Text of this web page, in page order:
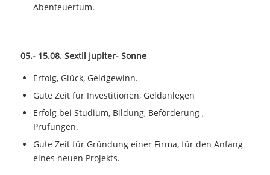
Abenteuertum.
05.- 15.08. Sextil Jupiter- Sonne
Erfolg, Glück, Geldgewinn.
Gute Zeit für Investitionen, Geldanlegen
Erfolg bei Studium, Bildung, Beförderung ,
Prüfungen.
Gute Zeit für Gründung einer Firma, für den Anfang
eines neuen Projekts.